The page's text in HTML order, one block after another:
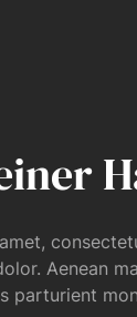
Aenean
parturient